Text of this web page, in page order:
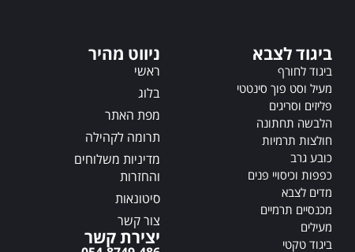
i
ביגוד לצבא
ביגוד לחורף
מעיל וסט פוך סינטטי
פליזים וסריגים
הלבשה תחתונה
חולצות תרמיות
כובע גרב
כפפות וכיסויי פנים
מדים לצבא
מכנסיים תרמיים
מעילים
ביגוד טקטי
ניווט מהיר
ראשי
בלוג
מפת האתר
תרומה לקהילה
מדיניות משלוחים
והחזרות
סיטונאות
צור קשר
יצירת קשר